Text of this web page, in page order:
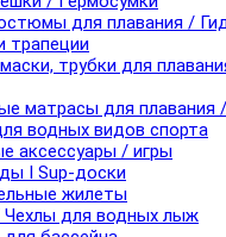
для плавания /
трапеции
трубки для
матрасы для плавания
водных видов спорта
аксессуары / игры
I Sup-доски
жилеты
Чехлы для водных лыж